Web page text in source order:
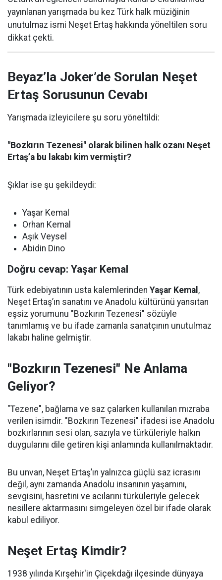
yayınlanan yarışmada bu kez Türk halk müziğinin
unutulmaz ismi Neşet Ertaş hakkında yöneltilen soru
dikkat çekti.
Beyaz’la Joker’de Sorulan Neşet
Ertaş Sorusunun Cevabı
Yarışmada izleyicilere şu soru yöneltildi:
"Bozkırın Tezenesi" olarak bilinen halk ozanı Neşet
Ertaş’a bu lakabı kim vermiştir?
Şıklar ise şu şekildeydi:
Yaşar Kemal
Orhan Kemal
Aşık Veysel
Abidin Dino
Doğru cevap: Yaşar Kemal
Türk edebiyatının usta kalemlerinden Yaşar Kemal ,
Neşet Ertaş’ın sanatını ve Anadolu kültürünü yansıtan
eşsiz yorumunu "Bozkırın Tezenesi" sözüyle
tanımlamış ve bu ifade zamanla sanatçının unutulmaz
lakabı haline gelmiştir.
"Bozkırın Tezenesi" Ne Anlama
Geliyor?
"Tezene", bağlama ve saz çalarken kullanılan mızraba
verilen isimdir. "Bozkırın Tezenesi" ifadesi ise Anadolu
bozkırlarının sesi olan, sazıyla ve türküleriyle halkın
duygularını dile getiren kişi anlamında kullanılmaktadır.
Bu unvan, Neşet Ertaş’ın yalnızca güçlü saz icrasını
değil, aynı zamanda Anadolu insanının yaşamını,
sevgisini, hasretini ve acılarını türküleriyle gelecek
nesillere aktarmasını simgeleyen özel bir ifade olarak
kabul ediliyor.
Neşet Ertaş Kimdir?
1938 yılında Kırşehir'in Çiçekdağı ilçesinde dünyaya